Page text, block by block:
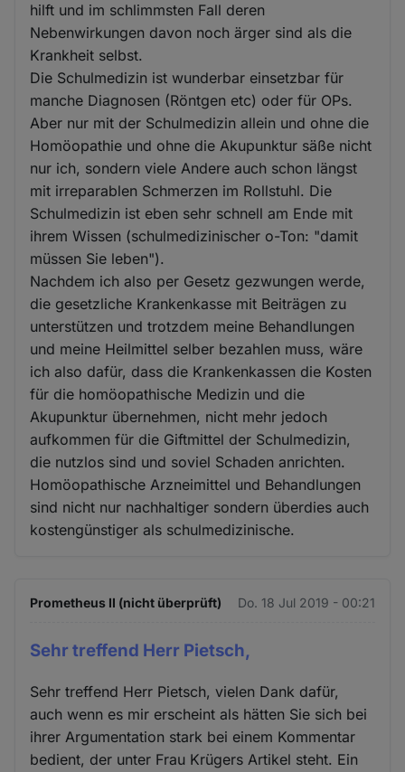
hilft und im schlimmsten Fall deren
Nebenwirkungen davon noch ärger sind als die
Krankheit selbst.
Die Schulmedizin ist wunderbar einsetzbar für
manche Diagnosen (Röntgen etc) oder für OPs.
Aber nur mit der Schulmedizin allein und ohne die
Homöopathie und ohne die Akupunktur säße nicht
nur ich, sondern viele Andere auch schon längst
mit irreparablen Schmerzen im Rollstuhl. Die
Schulmedizin ist eben sehr schnell am Ende mit
ihrem Wissen (schulmedizinischer o-Ton: "damit
müssen Sie leben").
Nachdem ich also per Gesetz gezwungen werde,
die gesetzliche Krankenkasse mit Beiträgen zu
unterstützen und trotzdem meine Behandlungen
und meine Heilmittel selber bezahlen muss, wäre
ich also dafür, dass die Krankenkassen die Kosten
für die homöopathische Medizin und die
Akupunktur übernehmen, nicht mehr jedoch
aufkommen für die Giftmittel der Schulmedizin,
die nutzlos sind und soviel Schaden anrichten.
Homöopathische Arzneimittel und Behandlungen
sind nicht nur nachhaltiger sondern überdies auch
kostengünstiger als schulmedizinische.
Prometheus II (nicht überprüft) Do. 18 Jul 2019 - 00:21
Sehr treffend Herr Pietsch,
Sehr treffend Herr Pietsch, vielen Dank dafür,
auch wenn es mir erscheint als hätten Sie sich bei
ihrer Argumentation stark bei einem Kommentar
bedient, der unter Frau Krügers Artikel steht. Ein